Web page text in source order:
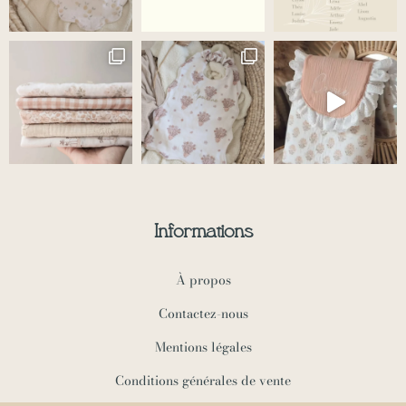
Informations
À propos
Contactez-nous
Mentions légales
Conditions générales de vente